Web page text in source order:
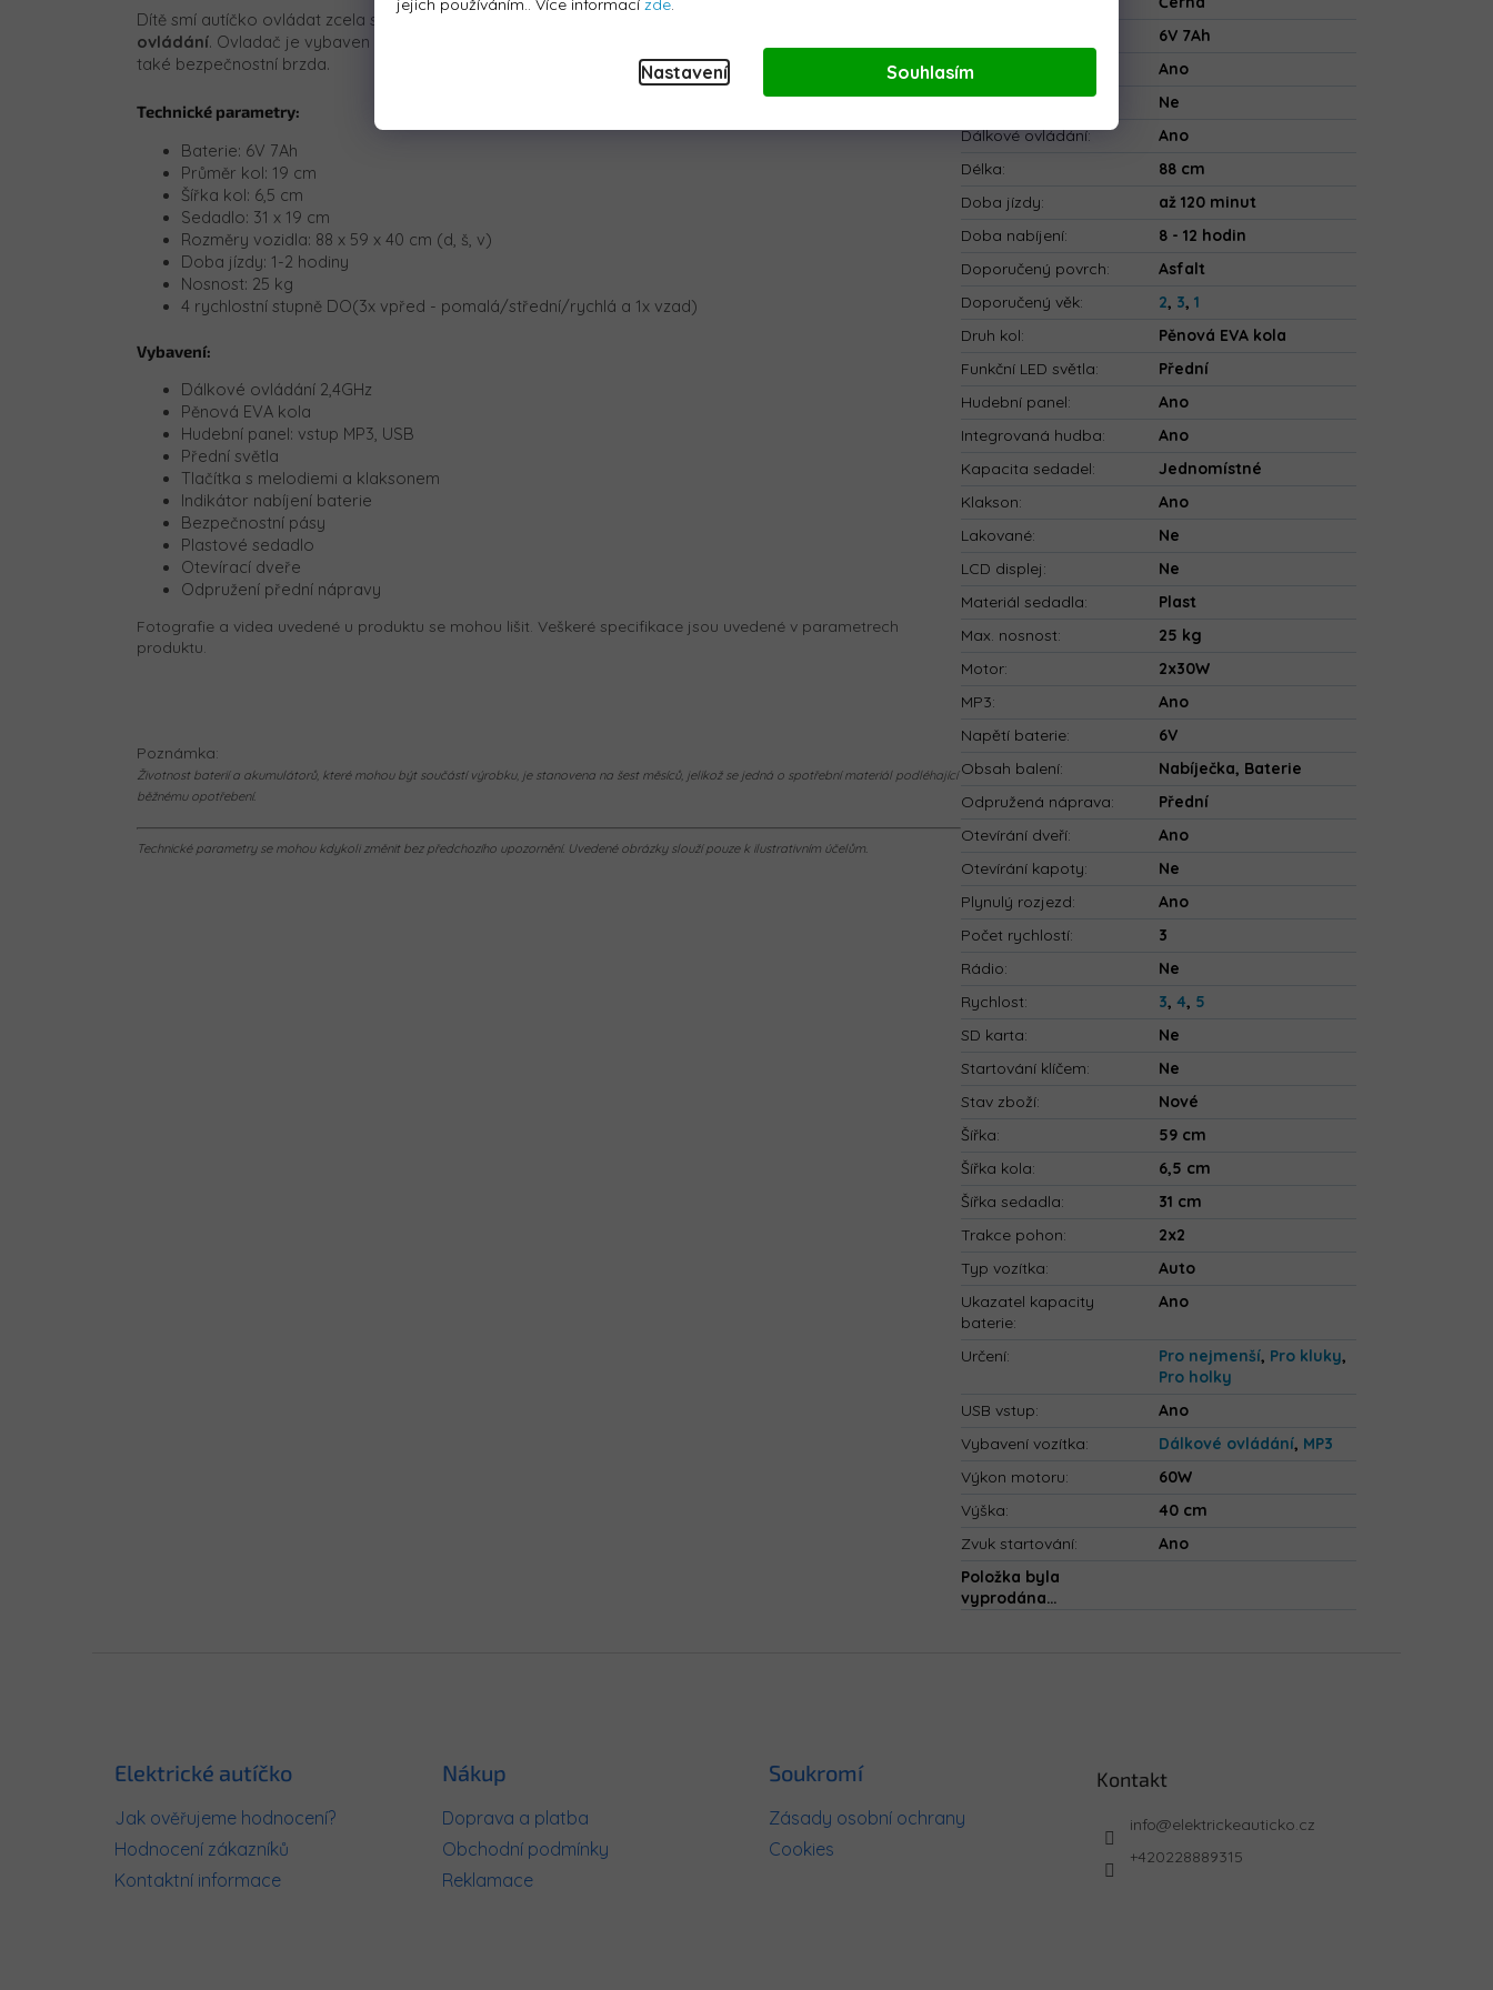
Nastavení Souhlasím
Dítě smí autíčko ovládat zcela samostatně, avšak do jízdy mohou zasahovat rodiče pomocí
ovládání. Ovladač je vybaven tlačítky pro jízdu ve všech směrech, přepínání rychlosti (3x vpřed/ 1x vzad) a
také bezpečnostní brzda.
Technické parametry:
Baterie: 6V 7Ah
Průměr kol: 19 cm
Šířka kol: 6,5 cm
Sedadlo: 31 x 19 cm
Rozměry vozidla: 88 x 59 x 40 cm (d, š, v)
Doba jízdy: 1-2 hodiny
Nosnost: 25 kg
4 rychlostní stupně DO(3x vpřed - pomalá/střední/rychlá a 1x vzad)
Vybavení:
Dálkové ovládání 2,4GHz
Pěnová EVA kola
Hudební panel: vstup MP3, USB
Přední světla
Tlačítka s melodiemi a klaksonem
Indikátor nabíjení baterie
Bezpečnostní pásy
Plastové sedadlo
Otevírací dveře
Odpružení přední nápravy
Fotografie a videa uvedené u produktu se mohou lišit. Veškeré specifikace jsou uvedené v parametrech
produktu.
Poznámka:
Životnost baterií a akumulátorů, které mohou být součástí výrobku, je stanovena na šest měsíců, jelikož se jedná o spotřební materiál podléhající
běžnému opotřebení.
Technické parametry se mohou kdykoli změnit bez předchozího upozornění. Uvedené obrázky slouží pouze k ilustrativním účelům.
6V 7Ah
Bezpečnostní pásy
Ano
Bluetooth:
Ne
Dálkové ovládání:
Ano
Délka:
88 cm
Doba jízdy:
až 120 minut
Doba nabíjení:
8 - 12 hodin
Doporučený povrch:
Asfalt
Doporučený věk: 2, 3,1
Druh kol:
Pěnová EVA kola
Funkční LED světla:
Přední
Hudební panel:
Ano
Integrovaná hudba:
Ano
Kapacita sedadel:
Jednomístné
Klakson:
Ano
Lakované:
Ne
LCD displej:
Ne
Materiál sedadla:
Plast
Max. nosnost:
25 kg
Motor:
2x30W
MP3:
Ano
Napětí baterie:
6V
Obsah balení:
Nabíječka, Baterie
Odpružená náprava:
Přední
Otevírání dveří:
Ano
Otevírání kapoty:
Ne
Plynulý rozjezd:
Ano
Počet rychlostí:
3
Rádio:
Ne
Rychlost: 3,4, 5
SD karta:
Ne
Startování klíčem:
Ne
Stav zboží:
Nové
Šířka:
59 cm
Šířka kola:
6,5 cm
Šířka sedadla:
31 cm
Trakce pohon:
2x2
Typ vozítka:
Auto
Ukazatel kapacity
baterie:
Ano
Určení: Pro nejmenší, Pro kluky,
Pro holky
USB vstup:
Ano
Vybavení vozítka: Dálkové ovládání, MP3
Výkon motoru:
60W
Výška:
40 cm
Zvuk startování:
Ano
Položka byla
vyprodána…
Elektrické autíčko
Jak ověřujeme hodnocení?
Hodnocení zákazníků
Kontaktní informace
Nákup
Doprava a platba
Obchodní podmínky
Reklamace
Soukromí
Zásady osobní ochrany
Cookies
Kontakt
info@elektrickeauticko.cz
+420228889315